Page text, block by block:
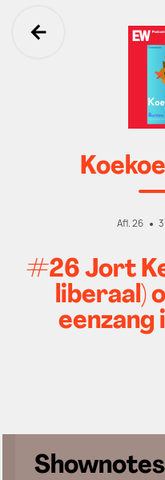
Ga terug
Afl. 26
#26 Jort
liberaal)
eenzang
Shownotes